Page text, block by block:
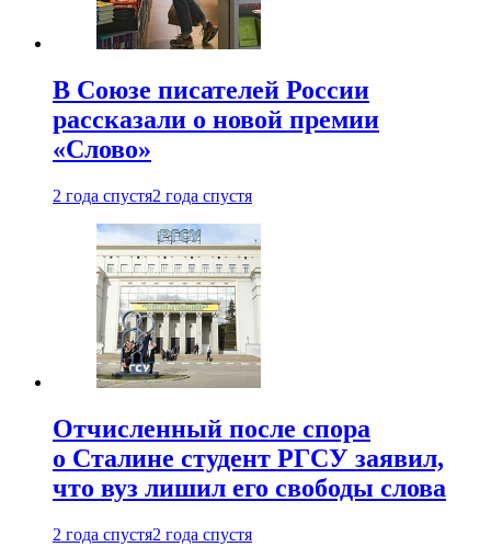
В Союзе писателей России
рассказали о новой премии
«Слово»
2 года спустя2 года спустя
Отчисленный после спора
о Сталине студент РГСУ заявил,
что вуз лишил его свободы слова
2 года спустя2 года спустя